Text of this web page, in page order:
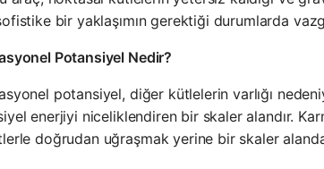
bir yaklaşımın gerektiği durumlarda
Potansiyel Nedir?
potansiyel, diğer kütlelerin varlığı
enerjiyi niceliklendiren bir skaler alandır.
doğrudan uğraşmak yerine bir skaler